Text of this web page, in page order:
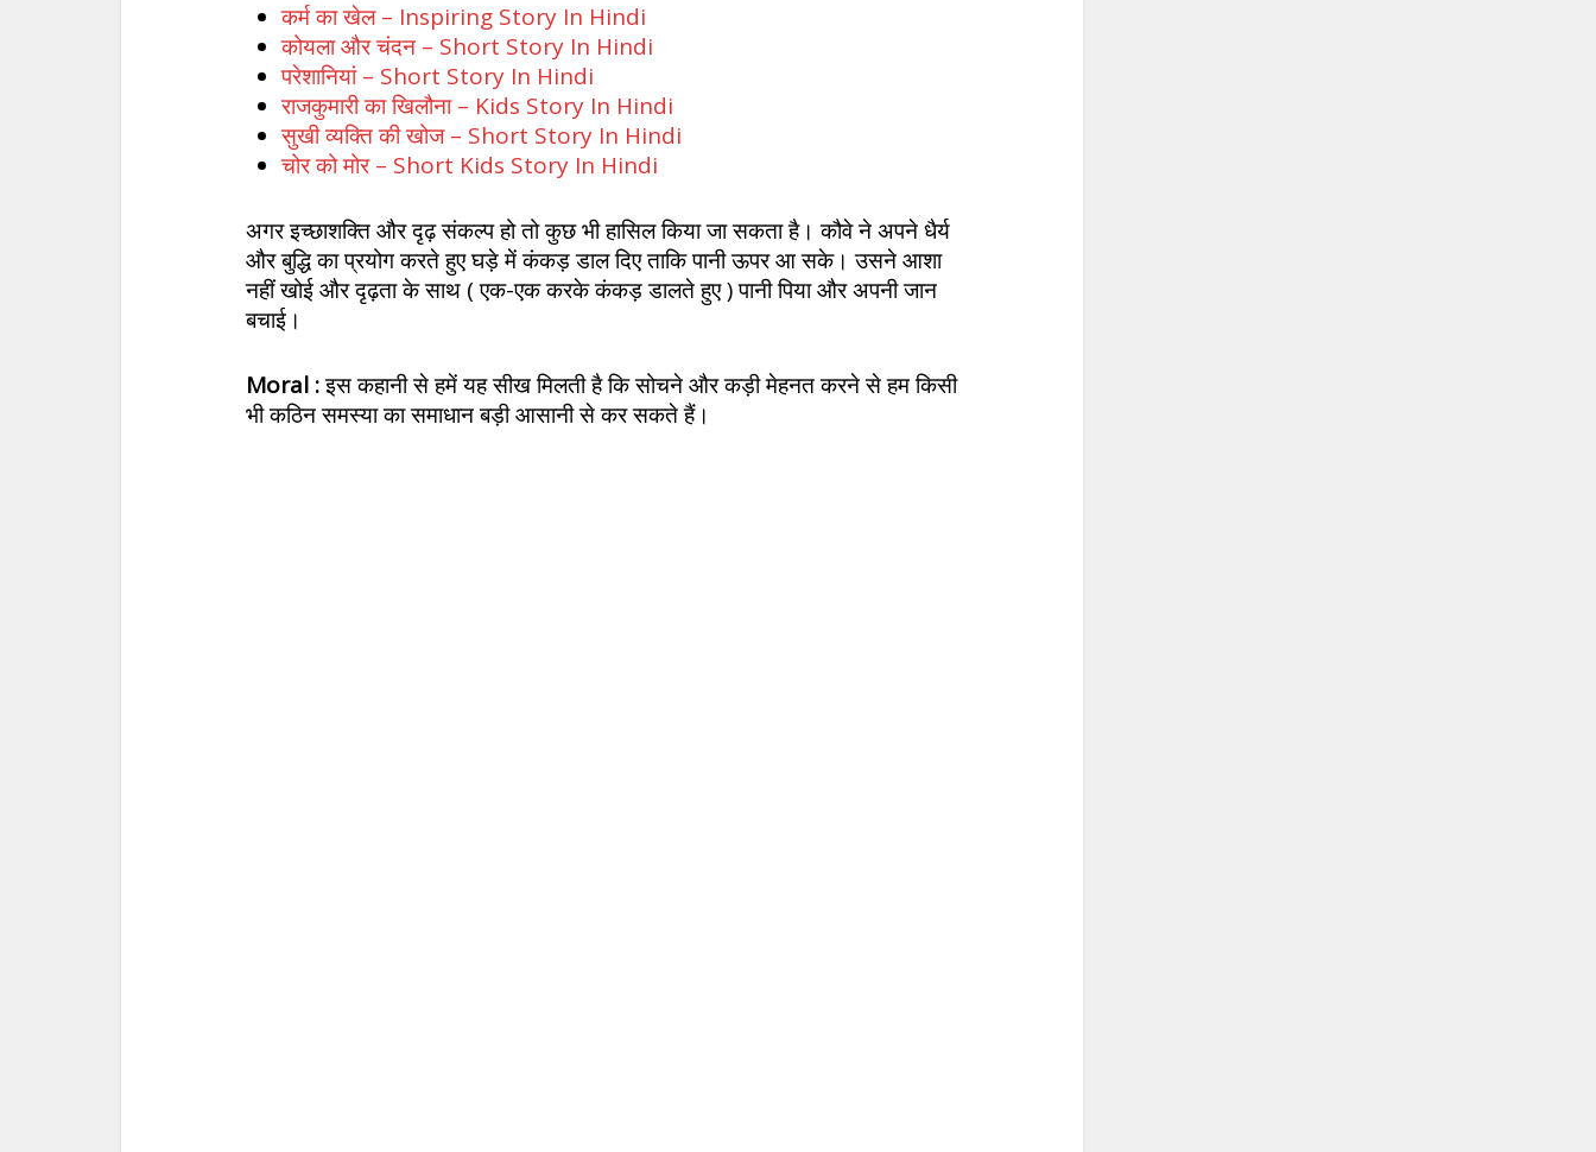
कर्म का खेल – Inspiring Story In Hindi
कोयला और चंदन – Short Story In Hindi
परेशानियां – Short Story In Hindi
राजकुमारी का खिलौना – Kids Story In Hindi
सुखी व्यक्ति की खोज – Short Story In Hindi
चोर को मोर – Short Kids Story In Hindi
अगर इच्छाशक्ति और दृढ़ संकल्प हो तो कुछ भी हासिल किया जा सकता है। कौवे ने अपने धैर्य
और बुद्धि का प्रयोग करते हुए घड़े में कंकड़ डाल दिए ताकि पानी ऊपर आ सके। उसने आशा
नहीं खोई और दृढ़ता के साथ ( एक-एक करके कंकड़ डालते हुए ) पानी पिया और अपनी जान
बचाई।
Moral :इस कहानी से हमें यह सीख मिलती है कि सोचने और कड़ी मेहनत करने से हम किसी
भी कठिन समस्या का समाधान बड़ी आसानी से कर सकते हैं।